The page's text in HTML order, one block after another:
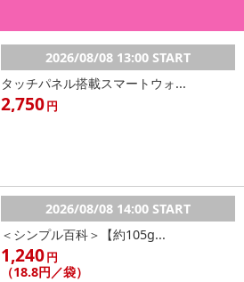
2026/08/08 13:00 START
タッチパネル搭載スマートウォ...
2,750円
2026/08/08 14:00 START
＜シンプル百科＞【約105g...
1,240円
（18.8円／袋）